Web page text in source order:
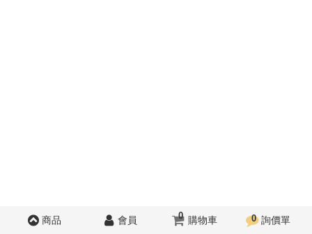
商品 會員 0 購物車 0 詢價單